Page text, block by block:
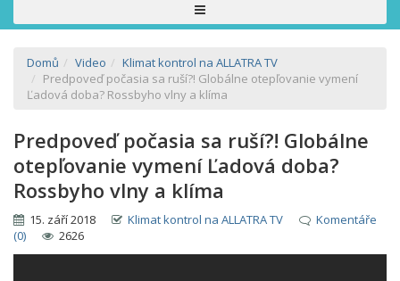
Domů Video
Klimat kontrol na ALLATRA TV
Predpoveď počasia sa ruší?! Globálne otepľovanie vymení
Ľadová doba? Rossbyho vlny a klíma
Predpoveď počasia sa ruší?! Globálne
otepľovanie vymení Ľadová doba?
Rossbyho vlny a klíma
15. září 2018 Klimat kontrol na ALLATRA TV
Komentáře
(0)
2626